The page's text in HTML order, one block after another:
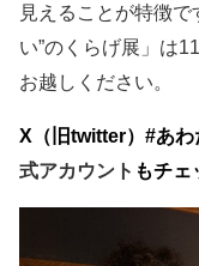
見えることが特徴で
い”のくらげ展」は11
お越しください。
X （旧twitter） #あ
式アカウント もチェ